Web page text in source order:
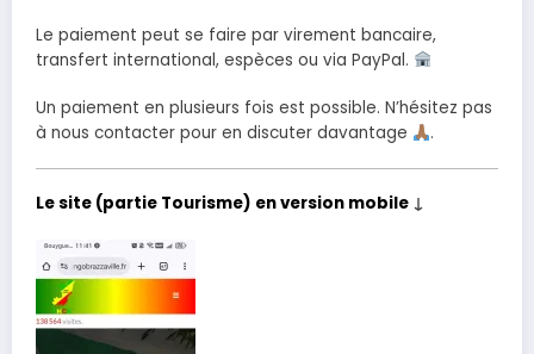
Le paiement peut se faire par virement bancaire,
transfert international, espèces ou via PayPal.
Un paiement en plusieurs fois est possible. N’hésitez pas
à nous contacter pour en discuter davantage
.
Le site (partie Tourisme) en version mobile ↓